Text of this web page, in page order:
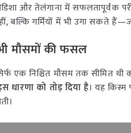
और तेलंगाना में सफलतापूर्वक
बल्कि गर्मियों में भी उगा सकते
मौसमों की फसल
एक निश्चित मौसम तक सीमित थी
धारणा को तोड़ दिया है। यह